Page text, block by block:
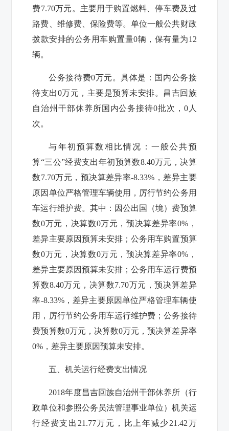
费7.70万元。主要用于购置燃料、停车费及过
路费、维修费、保险费等。单位一般公共财政
拨款安排的公务用车购置量0辆，保有量为12
辆。
公务接待费0万元。具体是：国内公务接
待支出0万元，主要是预算未安排。昌吉回族
自治州干部休养所国内公务接待0批次， 0人
次。
与年初预算数相比情况：一般公共预
算“三公”经费支出年初预算数8.40万元，决算
数7.70万元，预决算差异率-8.33% ，差异主要
原因单位严格管理车辆使用，厉行节约公务用
车运行维护费。其中：因公出国（境）费预算
数0万元，决算数0万元，预决算差异率0%，
差异主要原因预算未安排；公务用车购置预算
数0万元，决算数0万元，预决算差异率0%，
差异主要原因预算未安排；公务用车运行费预
算数8.40万元，决算数7.70万元，预决算差异
率-8.33%，差异主要原因单位严格管理车辆使
用，厉行节约公务用车运行维护费；公务接待
费预算数0万元，决算数0万元，预决算差异率
0% ，差异主要原因预算未安排。
五、机关运行经费支出情况
2018年度昌吉回族自治州干部休养所 （行
政单位和参照公务员法管理事业单位）机关运
行经费支出 21.77万元，比上年减少21.42万